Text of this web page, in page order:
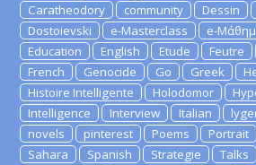
Caratheodory
community Dessin
Dostoievski
e-Masterclass e-
Education
English Etude Feutre
French
Genocide Go Greek
Histoire Intelligente
Holodomor
Intelligence
Interview Italian
novels
pinterest Poems Portrait
Sahara
Spanish Strategie Talks